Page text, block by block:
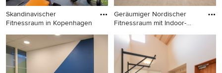
Skandinavischer
Fitnessraum in Kopenhagen
Skandinavischer Fitnessraum
in Kopenhagen
Geräumiger Nordischer
Fitnessraum mit Indoor-
Geräumiger Nordischer
Fitnessraum mit Indoor-
Sportplatz und freigelegten
Dachbalken in Tokio